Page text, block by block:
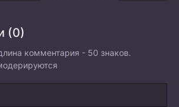
(0)
комментария - 50 знаков.